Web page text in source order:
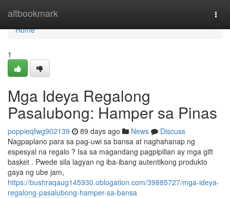
altbookmark
Home
Home
1
Mga Ideya Regalong
Pasalubong: Hamper sa Pinas
poppieqfwg902139 89 days ago News
Discuss
Nagpaplano para sa pag-uwi sa bansa at naghahanap ng
espesyal na regalo ? Isa sa magandang pagpipilian ay mga gift
basket . Pwede sila lagyan ng iba-ibang autentikong produkto
gaya ng ube jam,
https://bushraqaug145930.oblogation.com/39885727/mga-ideya-
regalong-pasalubong-hamper-sa-bansa